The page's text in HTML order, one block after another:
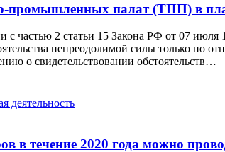
промышленных палат (ТПП) в
с частью 2 статьи 15 Закона РФ от 07
непреодолимой силы только по
о свидетельствовании обстоятельств…
деятельность
в течение 2020 года можно